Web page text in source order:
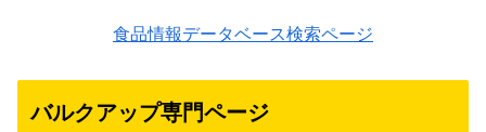
食品情報データベース検索ページ
バルクアップ専門ページ